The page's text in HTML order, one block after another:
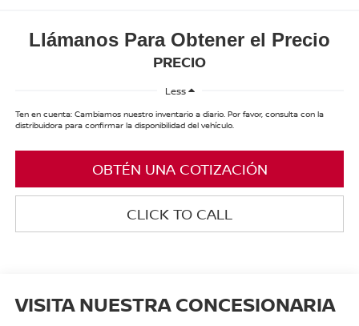
Llámanos Para Obtener el Precio
PRECIO
Less
Ten en cuenta: Cambiamos nuestro inventario a diario. Por favor, consulta con la
distribuidora para confirmar la disponibilidad del vehículo.
OBTÉN UNA COTIZACIÓN
CLICK TO CALL
VISITA NUESTRA CONCESIONARIA